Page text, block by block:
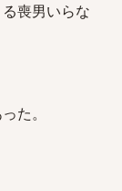
喪男いらな
た。